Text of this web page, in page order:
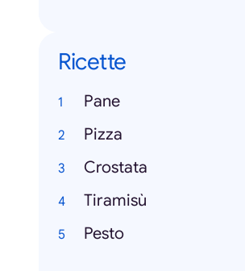
Ricette
Pane
Pizza
Crostata
Tiramisù
Pesto